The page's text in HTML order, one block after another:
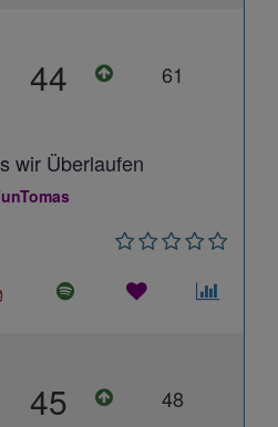
44 61
wir Überlaufen
45 48